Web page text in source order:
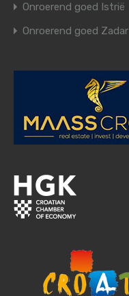
Onroerend goed Istrië
Onroerend goed Zadar